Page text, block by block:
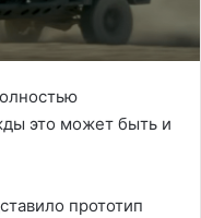
это может быть и
прототип